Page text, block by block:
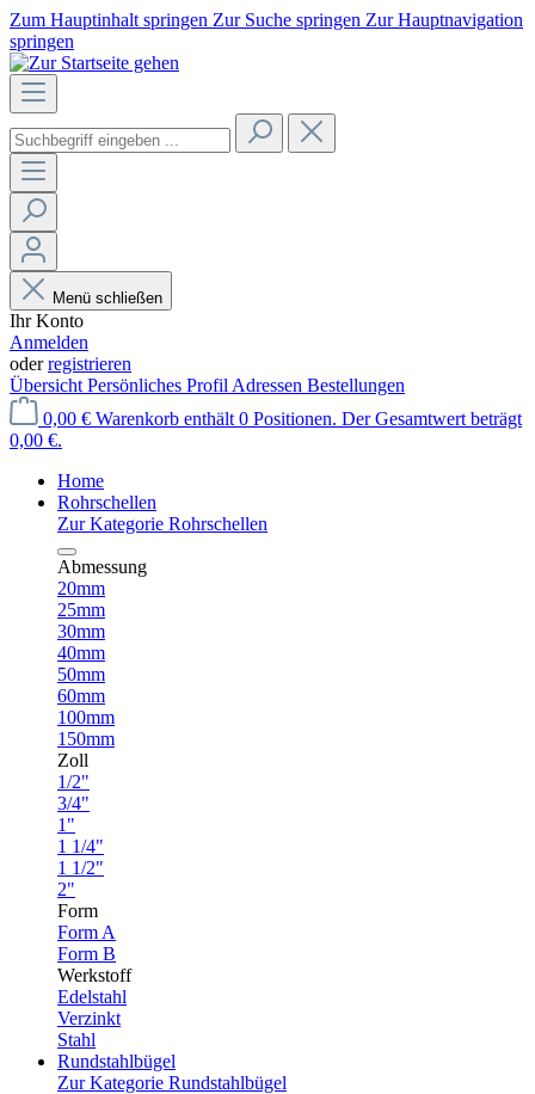
Zum Hauptinhalt springen Zur Suche springen Zur Hauptnavigation
springen
Menü schließen
Ihr Konto
Anmelden
oderregistrieren
Übersicht Persönliches Profil Adressen Bestellungen
0,00 € Warenkorb enthält 0 Positionen. Der Gesamtwert beträgt
0,00 €.
Home
Rohrschellen
Zur Kategorie Rohrschellen
Abmessung
20mm
25mm
30mm
40mm
50mm
60mm
100mm
150mm
Zoll
1/2"
3/4"
1"
1 1/4"
1 1/2"
2"
Form
Form A
Form B
Werkstoff
Edelstahl
Verzinkt
Stahl
Rundstahlbügel
Zur Kategorie Rundstahlbügel